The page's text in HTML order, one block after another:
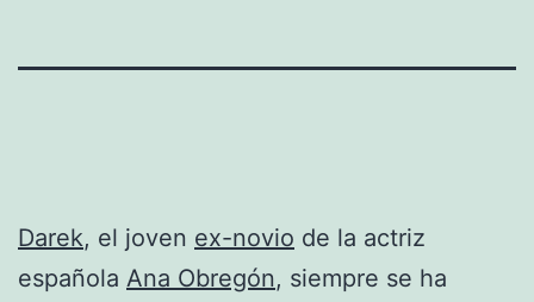
Darek, el joven ex-novio de la actriz
española Ana Obregón, siempre se ha